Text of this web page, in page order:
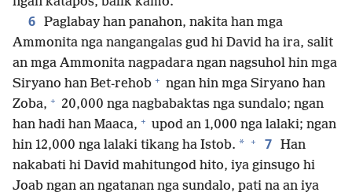
6 Paglabay han panahon, nakita han mga
Ammonita nga nangangalas gud hi David ha ira, salit
an mga Ammonita nagpadara ngan nagsuhol hin mga
Siryano han Bet-rehob + ngan hin mga Siryano han
Zoba, + 20,000 nga nagbabaktas nga sundalo; ngan
han hadi han Maaca, + upod an 1,000 nga lalaki; ngan
hin 12,000 nga lalaki tikang ha Istob. * + 7 Han
nakabati hi David mahitungod hito, iya ginsugo hi
Joab ngan an ngatanan nga sundalo, pati na an iya